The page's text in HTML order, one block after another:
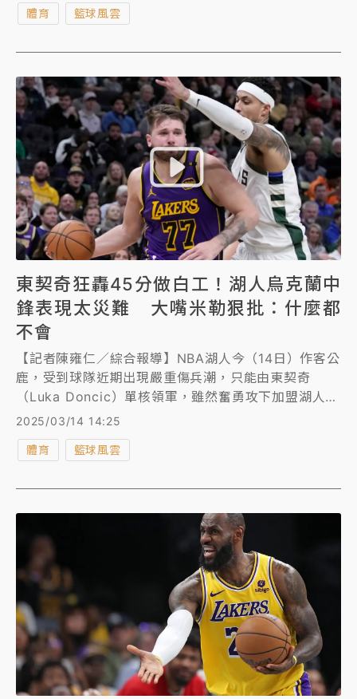
體育 籃球風雲
東契奇狂轟45分做白工！湖人烏克蘭中
鋒表現太災難 大嘴米勒狠批：什麼都
不會
【記者陳雍仁／綜合報導】NBA湖人今（14日）作客公
鹿，受到球隊近期出現嚴重傷兵潮，只能由東契奇
（Luka Doncic）單核領軍，雖然奮勇攻下加盟湖人以
來的新高45分，但還是白忙一場，最終以106比126吞
是引來名人堂球星「大嘴」米勒（Reggie Miller）重
2025/03/14 14:25
體育 籃球風雲